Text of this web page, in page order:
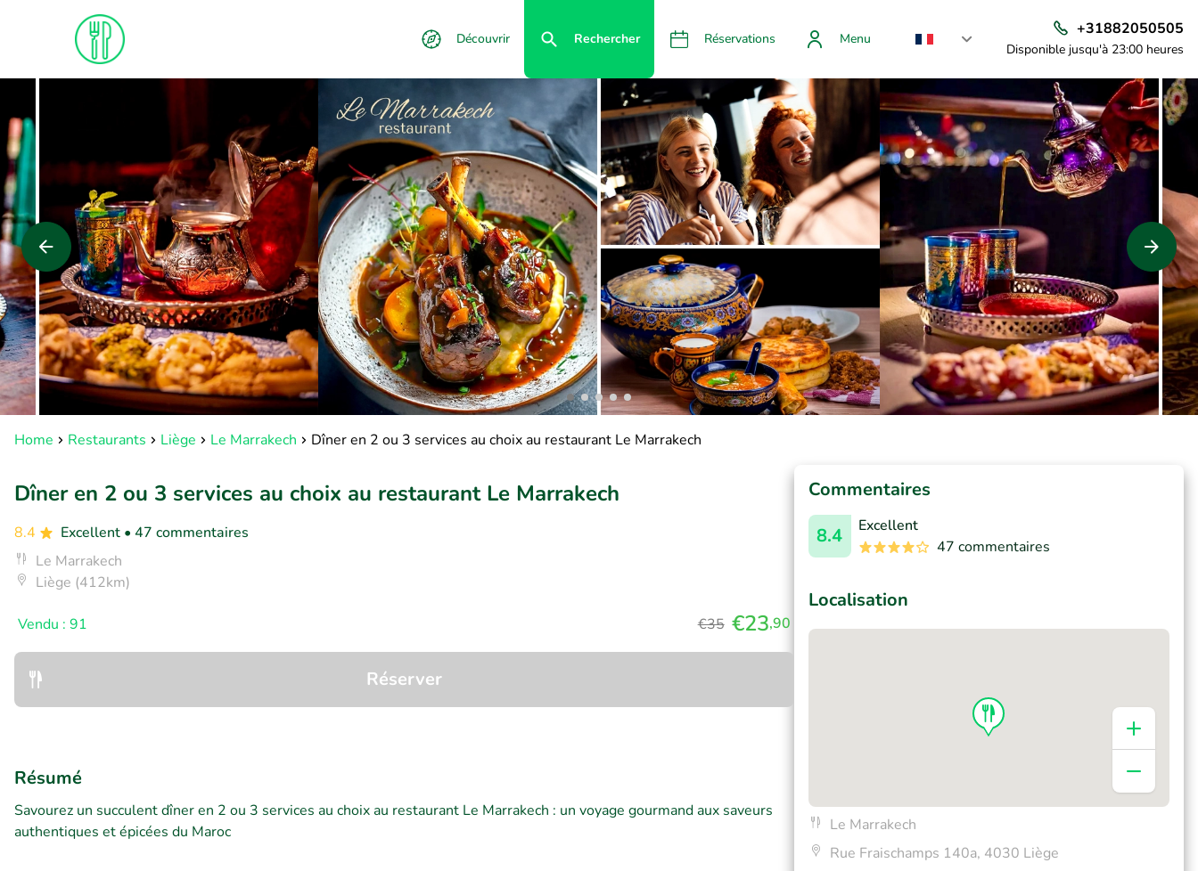
Découvrir Rechercher Réservations Menu
+31882050505
Disponible jusqu'à 23:00 heures
Home Restaurants Liège Le Marrakech Dîner en 2 ou 3 services au choix au restaurant Le Marrakech
Dîner en 2 ou 3 services au choix au restaurant Le Marrakech
8.4 Excellent • 47 commentaires
Le Marrakech
Liège (412km)
Vendu : 91 €35 €23,90
Réserver
Résumé
Savourez un succulent dîner en 2 ou 3 services au choix au restaurant Le Marrakech : un voyage gourmand aux saveurs
authentiques et épicées du Maroc
Commentaires
8.4
Excellent
47 commentaires
Localisation
Le Marrakech
Rue Fraischamps 140a, 4030 Liège